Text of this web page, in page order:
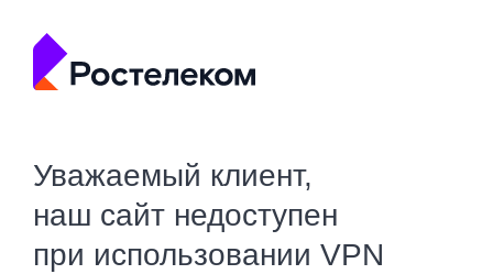
Уважаемый клиент,
наш сайт недоступен
при использовании VPN